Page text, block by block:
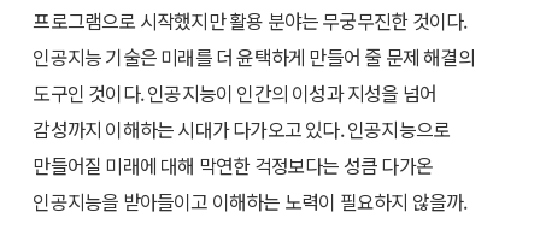
프로그램으로 시작했지만 활용 분야는 무궁무진한 것이다.
인공지능 기술은 미래를 더 윤택하게 만들어 줄 문제 해결의
도구인 것이다. 인공지능이 인간의 이성과 지성을 넘어
감성까지 이해하는 시대가 다가오고 있다. 인공지능으로
만들어질 미래에 대해 막연한 걱정보다는 성큼 다가온
인공지능을 받아들이고 이해하는 노력이 필요하지 않을까.